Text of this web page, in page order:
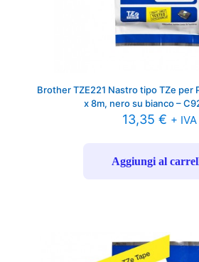
Brother TZE221 Nastro tipo TZe per
x 8m, nero su bianco –
13,35 € + IVA
Aggiungi al